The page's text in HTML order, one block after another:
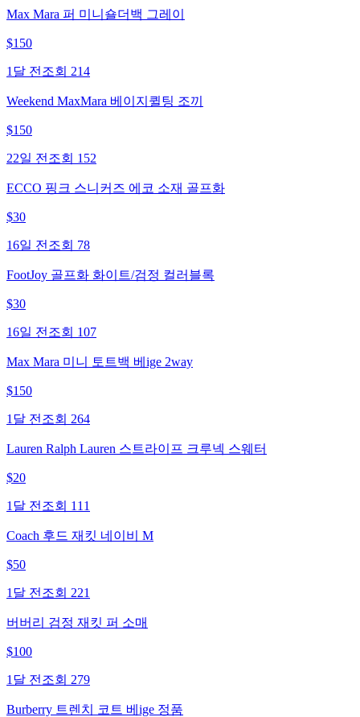
Max Mara 퍼 미니숄더백 그레이
$150
1달 전 조회 214
Weekend MaxMara 베이지퀼팅 조끼
$150
22일 전 조회 152
ECCO 핑크 스니커즈 에코 소재 골프화
$30
16일 전 조회 78
FootJoy 골프화 화이트/검정 컬러블록
$30
16일 전 조회 107
Max Mara 미니 토트백 베ige 2way
$150
1달 전 조회 264
Lauren Ralph Lauren 스트라이프 크루넥 스웨터
$20
1달 전 조회 111
Coach 후드 재킷 네이비 M
$50
1달 전 조회 221
버버리 검정 재킷 퍼 소매
$100
1달 전 조회 279
Burberry 트렌치 코트 베ige 정품